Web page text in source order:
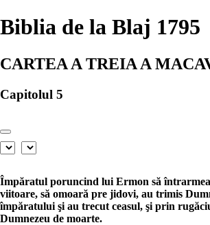
Biblia de la Blaj 1795
CARTEA A TREIA A
Capitolul 5
Împăratul poruncind lui Ermon să
viitoare, să omoară pre jidovi, au trimis
împăratului şi au trecut ceasul, şi prin
Dumnezeu de moarte.